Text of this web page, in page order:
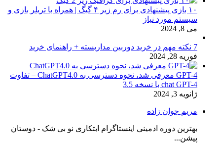
۱۰ بازی پیشنهادی برای رم زیر ۴ گیگ | همراه با تریلر بازی و
سیستم مورد نیاز
می 8, 2024
7 نکته مهم در خرید دوربین مداربسته + راهنمای خرید
فوریه 28, 2024
GPT-4 معرفی شد، نحوه دسترسی به ChatGPT4.0 – تفاوت
chat GPT-4 با نسخه 3.5
ژانویه 3, 2024
مریم جوان زاده
بهترین دوره ادمینی اینستاگرام ابتکاری نو بی شک - دوستان
پیشن...